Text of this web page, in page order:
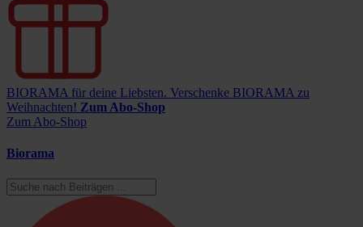
BIORAMA für deine Liebsten. Verschenke BIORAMA zu
Weihnachten! Zum Abo-Shop
Zum Abo-Shop
Biorama